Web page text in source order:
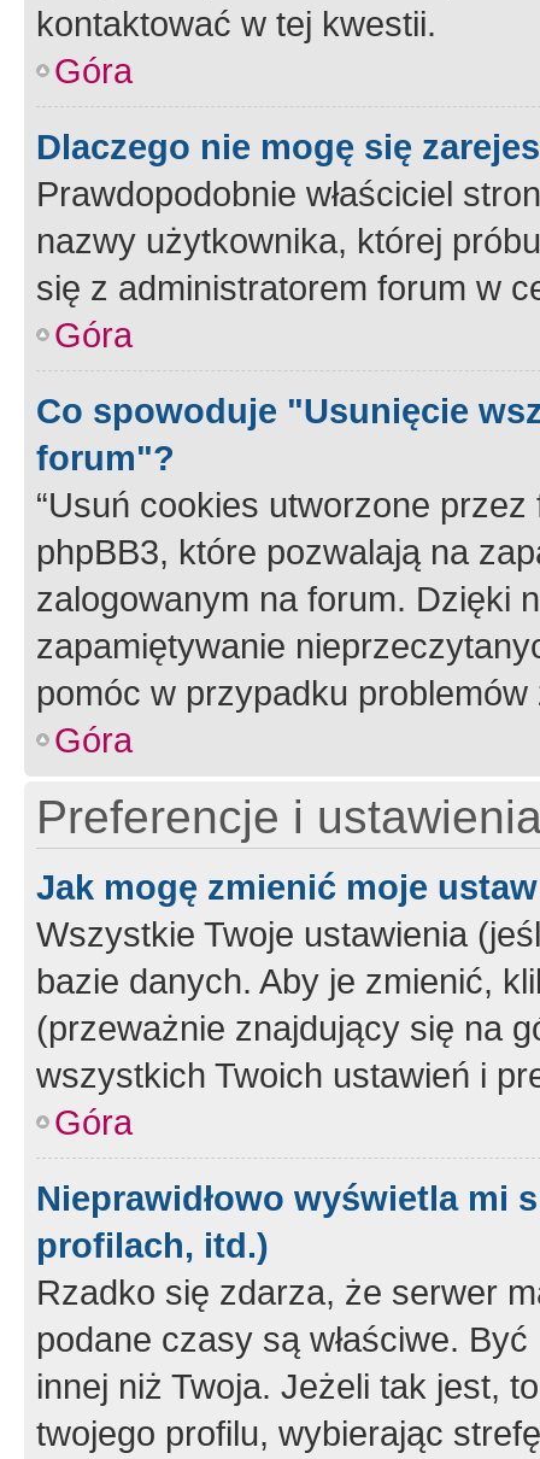
kontaktować w tej kwestii.
Góra
Dlaczego nie mogę się
Prawdopodobnie właściciel
nazwy użytkownika, której
się z administratorem forum w
Góra
Co spowoduje "Usunięcie
forum"?
“Usuń cookies utworzone
phpBB3, które pozwalają na
zalogowanym na forum. Dzięki
zapamiętywanie
pomóc w przypadku
Góra
Preferencje i
Jak mogę zmienić moje
Wszystkie Twoje ustawienia
bazie danych. Aby je zmienić,
(przeważnie znajdujący się na
wszystkich Twoich ustawień i
Góra
Nieprawidłowo wyświetla mi
profilach, itd.)
Rzadko się zdarza, że serwer
podane czasy są właściwe.
innej niż Twoja. Jeżeli tak jest,
twojego profilu, wybierając